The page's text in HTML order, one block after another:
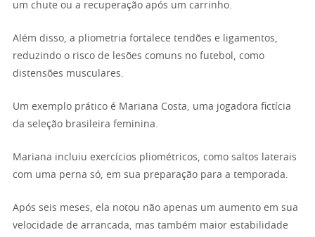
um chute ou a recuperação após um carrinho.
Além disso, a pliometria fortalece tendões e ligamentos,
reduzindo o risco de lesões comuns no futebol, como
distensões musculares.
Um exemplo prático é Mariana Costa, uma jogadora fictícia
da seleção brasileira feminina.
Mariana incluiu exercícios pliométricos, como saltos laterais
com uma perna só, em sua preparação para a temporada.
Após seis meses, ela notou não apenas um aumento em sua
velocidade de arrancada, mas também maior estabilidade